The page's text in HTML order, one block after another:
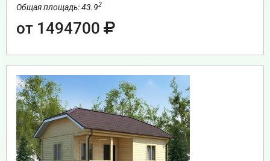
Общая площадь: 43.92
от 1494700